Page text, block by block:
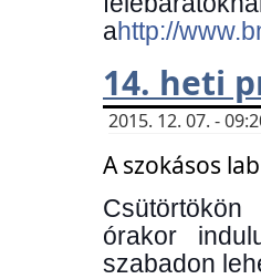
ahttp://
14. heti
2015. 12. 07. -
A szokásos
órakor
szabadon